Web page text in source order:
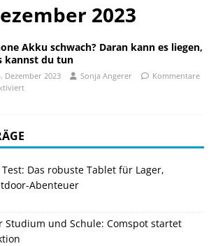
2023
Akku schwach? Daran kann es liegen,
kannst du tun
Dezember 2023 Sonja Angerer
Kommentare
Das robuste Tablet für Lager,
Abenteuer
Studium und Schule: Comspot startet